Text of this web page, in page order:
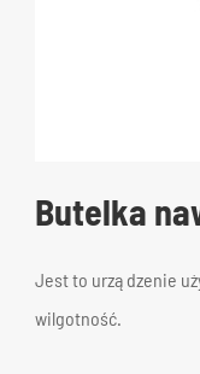
Butelka
Jest to urządzenie
wilgotność.